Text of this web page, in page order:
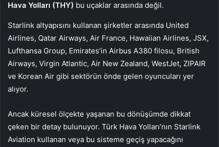
Hava Yolları (THY) bu uçaklar arasında değil.
Starlink altyapısını kullanan şirketler arasında United
Airlines, Qatar Airways, Air France, Hawaiian Airlines, JSX,
Lufthansa Group, Emirates’in Airbus A380 filosu, British
Airways, Virgin Atlantic, Air New Zealand, WestJet, ZIPAIR
ve Korean Air gibi sektörün önde gelen oyuncuları yer
alıyor.
Ancak küresel ölçekte yaşanan bu dönüşümde dikkat
çeken bir detay bulunuyor. Türk Hava Yolları’nın Starlink
Aviation kullanan veya bu sisteme geçiş yapacağını